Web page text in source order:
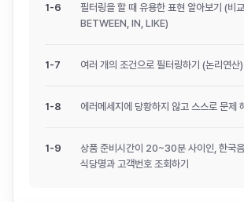
1-6
필터링을 할 때 유용한 표현 알아보기 (비
BETWEEN, IN, LIKE)
1-7 여러 개의 조건으로 필터링하기 (논리연산)
1-8 에러메세지에 당황하지 않고 스스로 문제
1-9
상품 준비시간이 20~30분 사이인, 한국
식당명과 고객번호 조회하기